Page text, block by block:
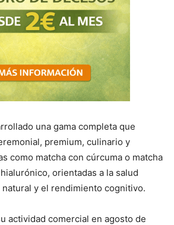
una gama completa que
premium, culinario y
como matcha con cúrcuma o matcha
orientadas a la salud
y el rendimiento cognitivo.
actividad comercial en agosto de